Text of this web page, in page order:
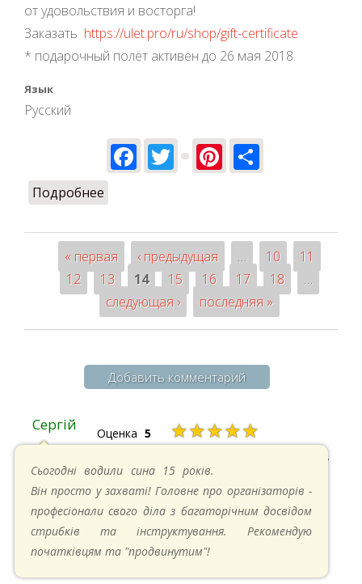
от удовольствия и восторга!
Заказать https://ulet.pro/ru/shop/gift-certificate
* подарочный полёт активен до 26 мая 2018.
Язык
Русский
Facebook
TwitterPinterest
Подробнее
Страницы
« первая ‹ предыдущая … 10
11
12
13 14 15 16 17 18
…
следующая ›
последняя »
Добавить комментарий
Сергій Оценка 5 ★★★★★
20.04.2025 в 17:07
Сьогодні водили сина 15 років.
Він просто у захваті! Головне про організаторів -
професіонали свого діла з багаторічним досвідом
стрибків та інструктування. Рекомендую
початківцям та "продвинутим"!